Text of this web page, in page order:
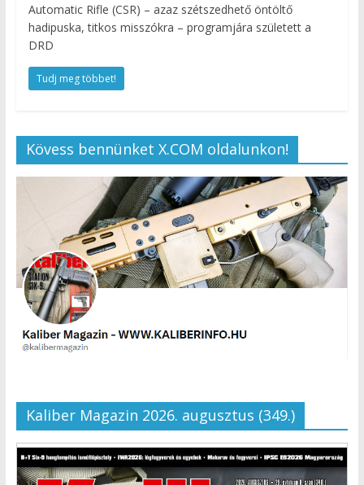
Automatic Rifle (CSR) – azaz szétszedhető öntöltő
hadipuska, titkos misszókra – programjára született a
DRD
Tudj meg többet!
Kövess bennünket X.COM oldalunkon!
Kaliber Magazin 2026. augusztus (349.)